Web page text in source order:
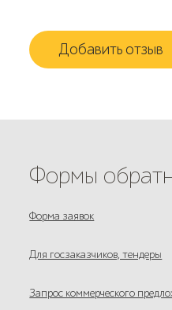
Добавить отзыв
Формы
Форма заявок
Для госзаказчиков, тендеры
Запрос коммерческого